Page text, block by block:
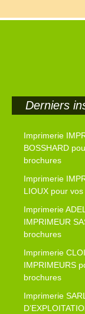
Derniers
Imprimerie
BOSSHARD
brochures
Imprimerie
LIOUX pour
Imprimerie
IMPRIMEUR
brochures
Imprimerie
IMPRIMEURS
brochures
Imprimerie